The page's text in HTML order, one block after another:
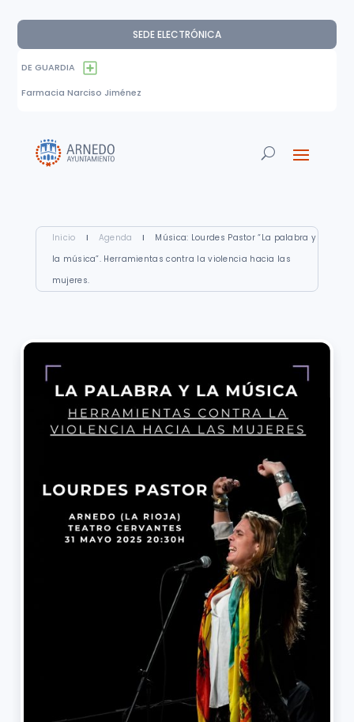
SEDE ELECTRÓNICA
DE GUARDIA
Farmacia Narciso Jiménez
Inicio I Agenda I
Música: Lourdes Pastor “La palabra y
la música”. Herramientas contra la violencia hacia las
mujeres.